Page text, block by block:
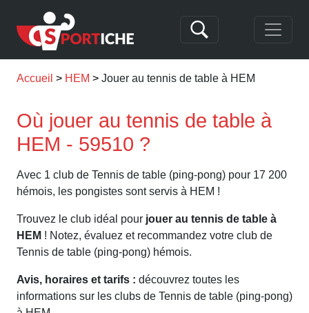
Accueil HEM Jouer au tennis de table à HEM
Où jouer au tennis de table à
HEM - 59510 ?
Avec 1 club de Tennis de table (ping-pong) pour 17 200
hémois, les pongistes sont servis à HEM !
Trouvez le club idéal pour jouer au tennis de table à
HEM ! Notez, évaluez et recommandez votre club de
Tennis de table (ping-pong) hémois.
Avis, horaires et tarifs : découvrez toutes les
informations sur les clubs de Tennis de table (ping-pong)